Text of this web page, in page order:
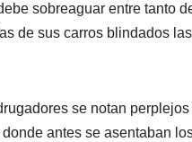
sobreaguar entre tanto
de sus carros blindados
se notan
antes se asentaban